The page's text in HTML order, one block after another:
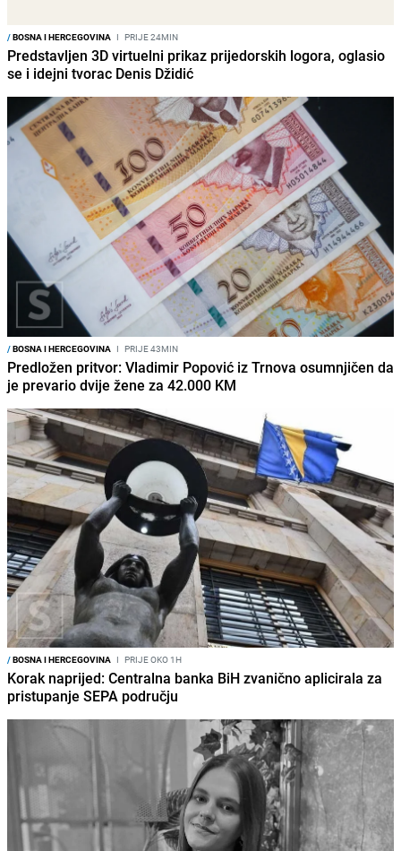
/BOSNA I HERCEGOVINA I PRIJE 24MIN
Predstavljen 3D virtuelni prikaz prijedorskih logora, oglasio
se i idejni tvorac Denis Džidić
/BOSNA I HERCEGOVINA I PRIJE 43MIN
Predložen pritvor: Vladimir Popović iz Trnova osumnjičen da
je prevario dvije žene za 42.000 KM
/BOSNA I HERCEGOVINA I PRIJE OKO 1H
Korak naprijed: Centralna banka BiH zvanično aplicirala za
pristupanje SEPA području